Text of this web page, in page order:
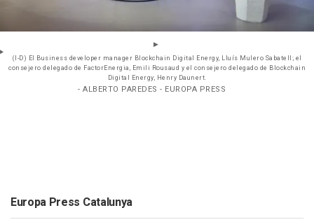
(I-D) El Business developer manager Blockchain Digital Energy, Lluís Mulero Sabatell; el
consejero delegado de FactorEnergia, Emili Rousaud y el consejero delegado de Blockchain
Digital Energy, Henry Daunert.
- ALBERTO PAREDES - EUROPA PRESS
Europa Press Catalunya